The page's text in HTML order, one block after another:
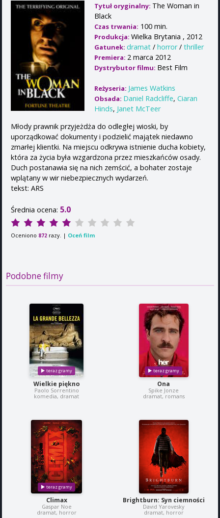
Tytuł oryginalny: The Woman in
Black
Czas trwania: 100 min.
Produkcja: Wielka Brytania , 2012
Gatunek: dramat / horror/ thriller
Premiera: 2 marca 2012
Dystrybutor filmu: Best Film
Reżyseria: James Watkins
Obsada: Daniel Radcliffe, Ciaran
Hinds, Janet McTeer
Młody prawnik przyjeżdża do odległej wioski, by
uporządkować dokumenty i podzielić majątek niedawno
zmarłej klientki. Na miejscu odkrywa istnienie ducha kobiety,
która za życia była wzgardzona przez mieszkańców osady.
Duch postanawia się na nich zemścić, a bohater zostaje
wplątany w wir niebezpiecznych wydarzeń.
tekst: ARS
Średnia ocena: 5.0
Oceniono 872 razy. | Oceń film
Podobne filmy
Wielkie piękno
Paolo Sorrentino
komedia, dramat
Ona
Spike Jonze
dramat, romans
Climax
Gaspar Noe
dramat, horror
Brightburn: Syn ciemności
David Yarovesky
dramat, horror